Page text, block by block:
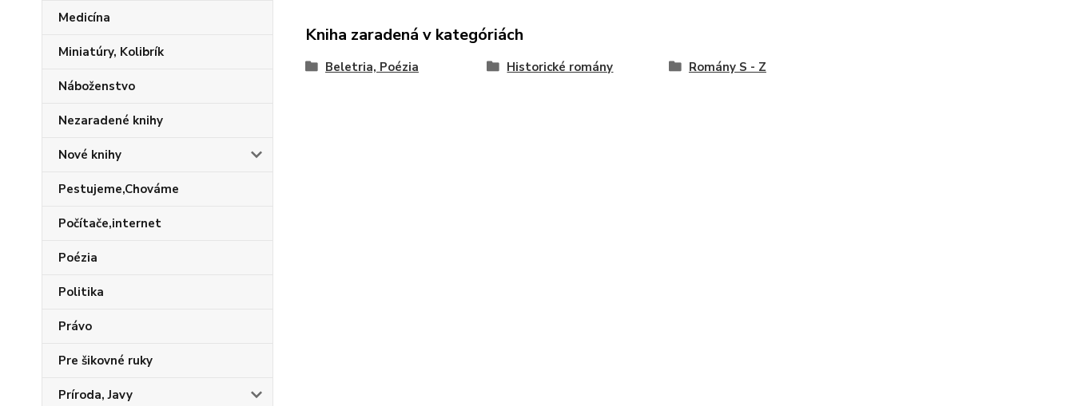
Medicína
Miniatúry, Kolibrík
Náboženstvo
Nezaradené knihy
Nové knihy
Pestujeme,Chováme
Počítače,internet
Poézia
Politika
Právo
Pre šikovné ruky
Príroda, Javy
Kniha zaradená v kategóriách
Beletria, Poézia Historické romány Romány S - Z